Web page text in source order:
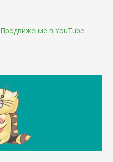
Продвижение в YouTube.